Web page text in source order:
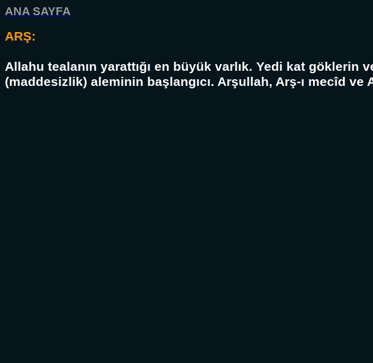
ANA SAYFA
ARŞ:
Allahu tealanın yarattığı en büyük varlık. Yedi kat
(maddesizlik) aleminin başlangıcı. Arşullah, Arş-ı mecîd ve